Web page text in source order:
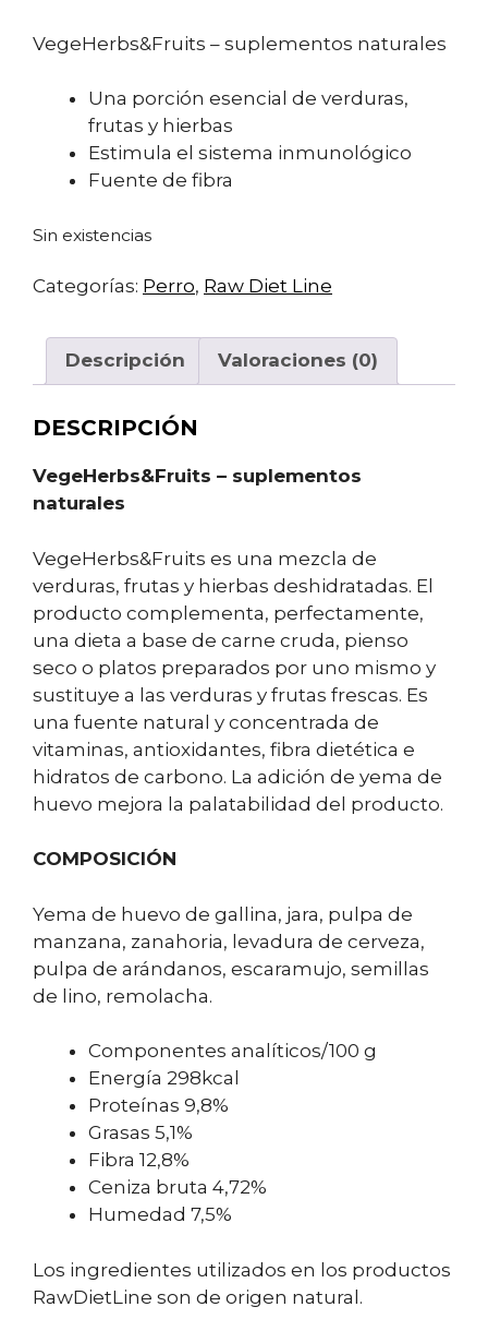
VegeHerbs&Fruits – suplementos naturales
Una porción esencial de verduras,
frutas y hierbas
Estimula el sistema inmunológico
Fuente de fibra
Sin existencias
Categorías: Perro, Raw Diet Line
Descripción Valoraciones (0)
DESCRIPCIÓN
VegeHerbs&Fruits – suplementos
naturales
VegeHerbs&Fruits es una mezcla de
verduras, frutas y hierbas deshidratadas. El
producto complementa, perfectamente,
una dieta a base de carne cruda, pienso
seco o platos preparados por uno mismo y
sustituye a las verduras y frutas frescas. Es
una fuente natural y concentrada de
vitaminas, antioxidantes, fibra dietética e
hidratos de carbono. La adición de yema de
huevo mejora la palatabilidad del producto.
COMPOSICIÓN
Yema de huevo de gallina, jara, pulpa de
manzana, zanahoria, levadura de cerveza,
pulpa de arándanos, escaramujo, semillas
de lino, remolacha.
Componentes analíticos/100 g
Energía 298kcal
Proteínas 9,8%
Grasas 5,1%
Fibra 12,8%
Ceniza bruta 4,72%
Humedad 7,5%
Los ingredientes utilizados en los productos
RawDietLine son de origen natural.